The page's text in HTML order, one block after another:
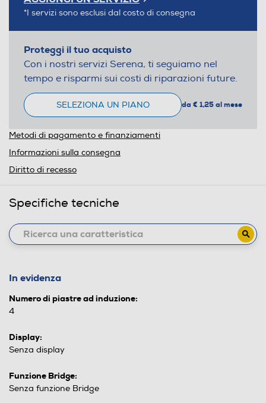
*I servizi sono esclusi dal costo di consegna
Proteggi il tuo acquisto
Con i nostri servizi Serena, ti seguiamo nel
tempo e risparmi sui costi di riparazioni future.
SELEZIONA UN PIANO da € 1,25 al mese
Metodi di pagamento e finanziamenti
Informazioni sulla consegna
Diritto di recesso
Specifiche tecniche
In evidenza
Numero di piastre ad induzione:
4
Display:
Senza display
Funzione Bridge:
Senza funzione Bridge